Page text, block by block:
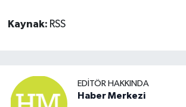
Kaynak: RSS
EDITÖR HAKKINDA
Haber Merkezi